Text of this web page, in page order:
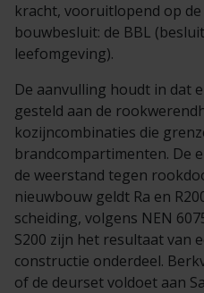
kracht, vooruitlopend op
bouwbesluit: de BBL
leefomgeving).
De aanvulling houdt in dat
gesteld aan de
kozijncombinaties die
brandcompartimenten. De
de weerstand tegen
nieuwbouw geldt Ra en
scheiding, volgens NEN
S200 zijn het resultaat van
constructie onderdeel.
of de deurset voldoet aan